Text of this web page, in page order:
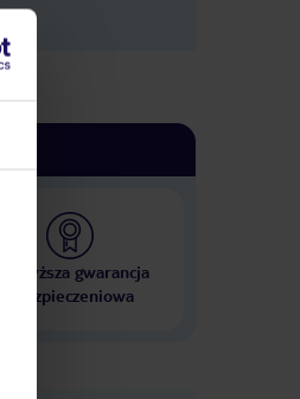
Najwyższa gwarancja
ubezpieczeniowa